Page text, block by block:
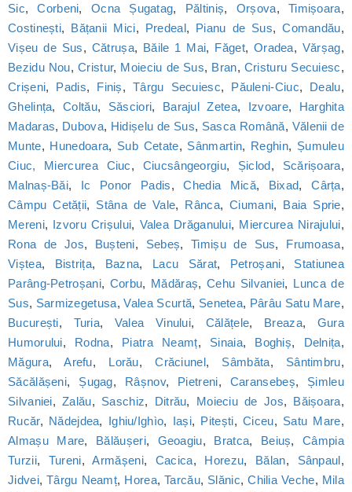
Sic,Corbeni, Ocna Șugatag, Păltiniș, Orșova, Timișoara,
Costinești, Bățanii Mici, Predeal, Pianu de Sus,Comandău,
Vișeu de Sus, Cătrușa, Băile 1 Mai, Făget, Oradea, Vărșag,
Bezidu Nou,Cristur, Moieciu de Sus, Bran, Cristuru Secuiesc,
Crișeni, Padis, Finiș,Târgu Secuiesc, Păuleni-Ciuc, Dealu,
Ghelința,Coltău, Săsciori, Barajul Zetea, Izvoare, Harghita
Madaras, Dubova, Hidișelu de Sus, Sasca Română, Vălenii de
Munte, Hunedoara, Sub Cetate, Sânmartin, Reghin, Șumuleu
Ciuc, Miercurea Ciuc, Ciucsângeorgiu, Șiclod, Scărișoara,
Malnaș-Băi, Ic Ponor Padis,Chedia Mică, Bixad,Cârța,
Câmpu Cetății, Stâna de Vale, Rânca,Ciumani, Baia Sprie,
Mereni, Izvoru Crișului, Valea Drăganului, Miercurea Nirajului,
Rona de Jos, Bușteni, Sebeș, Timișu de Sus, Frumoasa,
Viștea, Bistrița, Bazna, Lacu Sărat, Petroșani, Statiunea
Parâng-Petroșani, Corbu, Mădăraș, Cehu Silvaniei, Lunca de
Sus, Sarmizegetusa,Valea Scurtă, Senetea, Pârâu Satu Mare,
București, Turia, Valea Vinului, Călățele, Breaza, Gura
Humorului, Rodna, Piatra Neamț, Sinaia, Boghiș, Delnița,
Măgura,Arefu, Lorău,Crăciunel, Sâmbăta, Sântimbru,
Săcălășeni, Șugag, Râșnov, Pietreni, Caransebeș, Șimleu
Silvaniei,Zalău, Saschiz, Ditrău, Moieciu de Jos, Băișoara,
Rucăr, Nădejdea, Ighiu/Ighìo, Iași, Pitești,Ciceu, Satu Mare,
Almașu Mare, Bălăușeri, Geoagiu, Bratca, Beiuș,Câmpia
Turzii, Tureni,Armășeni, Cacica, Horezu, Bălan, Sânpaul,
Jidvei,Târgu Neamț, Horea,Tarcău, Slănic,Chilia Veche, Mila